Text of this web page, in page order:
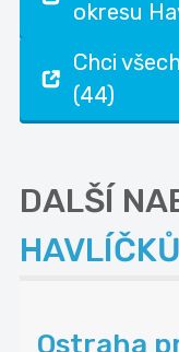
okresu
Chci
(44)
DALŠÍ